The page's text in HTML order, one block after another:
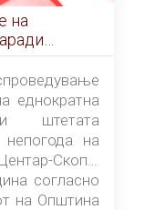
еднократна
штетата
непогода на
Скопје
согласно
на Општина